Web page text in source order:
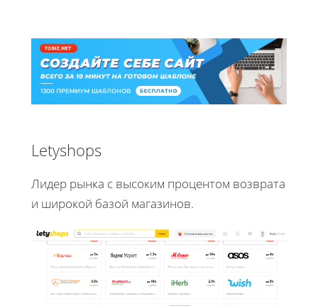
Letyshops
Лидер рынка с высоким процентом возврата
и широкой базой магазинов.